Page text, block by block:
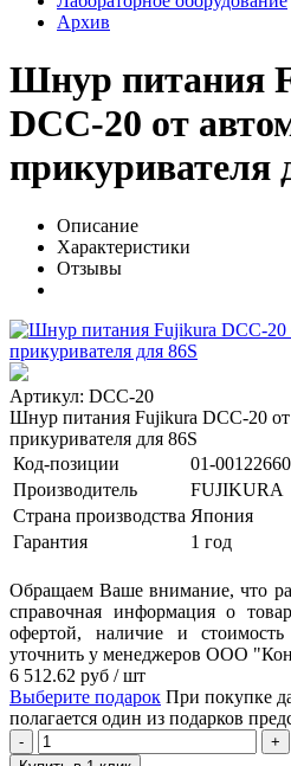
Архив
Шнур питания
DCC-20 от
прикуривателя
Описание
Характеристики
Отзывы
Артикул: DCC-20
Шнур питания Fujikura DCC-20 от
прикуривателя для 86S
Код-позиции
01-00122660
Производитель
FUJIKURA
Страна производства Япония
Гарантия
1 год
Обращаем Ваше внимание, что
справочная информация о
офертой, наличие и стоимость
уточнить у менеджеров ООО
6 512.62 руб / шт
Выберите подарок При покупке
полагается один из подарков